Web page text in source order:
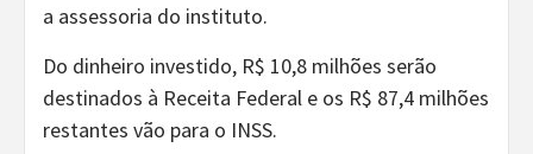
a assessoria do instituto.
Do dinheiro investido, R$ 10,8 milhões serão
destinados à Receita Federal e os R$ 87,4 milhões
restantes vão para o INSS.